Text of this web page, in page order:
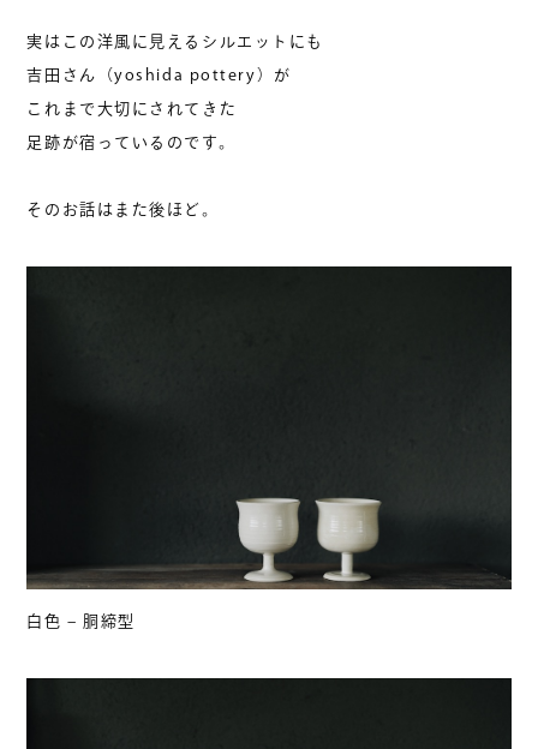
実はこの洋風に見えるシルエットにも
吉田さん（yoshida pottery）が
これまで大切にされてきた
足跡が宿っているのです。
そのお話はまた後ほど。
白色 – 胴締型